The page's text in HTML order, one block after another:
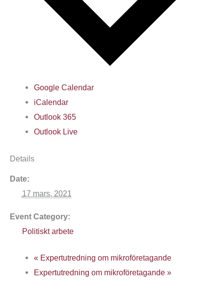
Google Calendar
iCalendar
Outlook 365
Outlook Live
Details
Date:
17 mars, 2021
Event Category:
Politiskt arbete
« Expertutredning om mikroföretagande
Expertutredning om mikroföretagande»